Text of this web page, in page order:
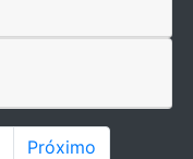
Próximo